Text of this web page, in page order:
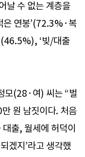
날 수 없는 계층을
은 연봉’(72.3%·복
‘빚/대출
모(28·여) 씨는 “벌
원 남짓이다. 처음
출, 월세에 허덕이
겠지’라고 생각했